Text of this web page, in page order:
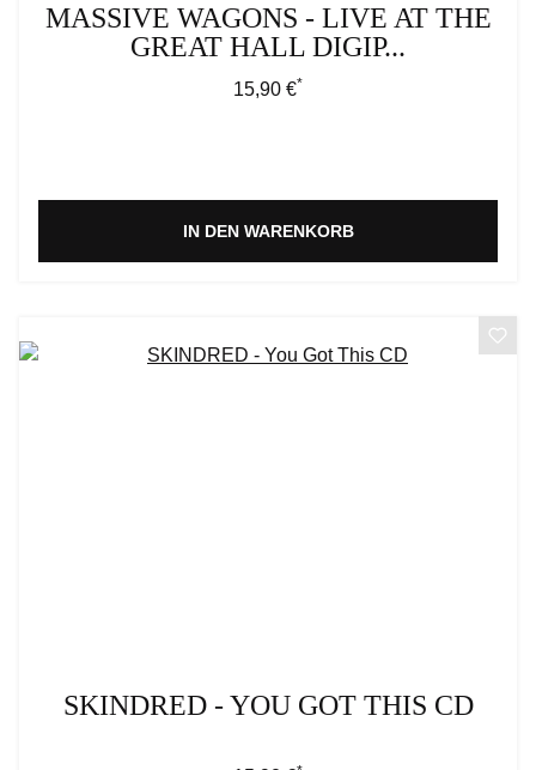
MASSIVE WAGONS - LIVE AT THE
GREAT HALL DIGIP...
Regulärer Preis:
15,90 €*
IN DEN WARENKORB
SKINDRED - YOU GOT THIS CD